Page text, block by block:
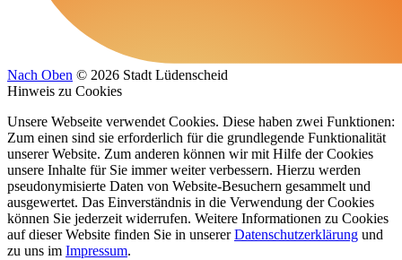
Nach Oben © 2026 Stadt Lüdenscheid
Hinweis zu Cookies
Unsere Webseite verwendet Cookies. Diese haben zwei Funktionen:
Zum einen sind sie erforderlich für die grundlegende Funktionalität
unserer Website. Zum anderen können wir mit Hilfe der Cookies
unsere Inhalte für Sie immer weiter verbessern. Hierzu werden
pseudonymisierte Daten von Website-Besuchern gesammelt und
ausgewertet. Das Einverständnis in die Verwendung der Cookies
können Sie jederzeit widerrufen. Weitere Informationen zu Cookies
auf dieser Website finden Sie in unsererDatenschutzerklärung und
zu uns im Impressum.